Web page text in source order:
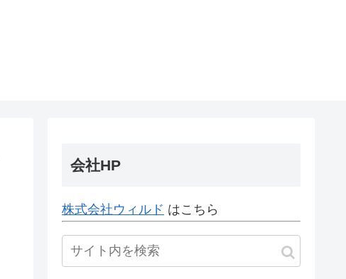
会社HP
株式会社ウィルド はこちら